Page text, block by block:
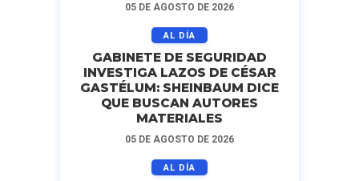
05 DE AGOSTO DE 2026
AL DÍA
GABINETE DE SEGURIDAD
INVESTIGA LAZOS DE CÉSAR
GASTÉLUM: SHEINBAUM DICE
QUE BUSCAN AUTORES
MATERIALES
05 DE AGOSTO DE 2026
AL DÍA